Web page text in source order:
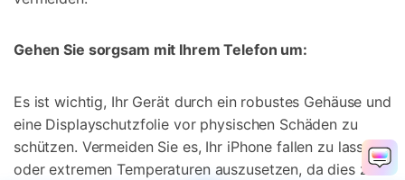
Gehen Sie sorgsam mit Ihrem Telefon um:
Es ist wichtig, Ihr Gerät durch ein robustes Gehäuse und
eine Displayschutzfolie vor physischen Schäden zu
schützen. Vermeiden Sie es, Ihr iPhone fallen zu lassen
oder extremen Temperaturen auszusetzen, da dies zu